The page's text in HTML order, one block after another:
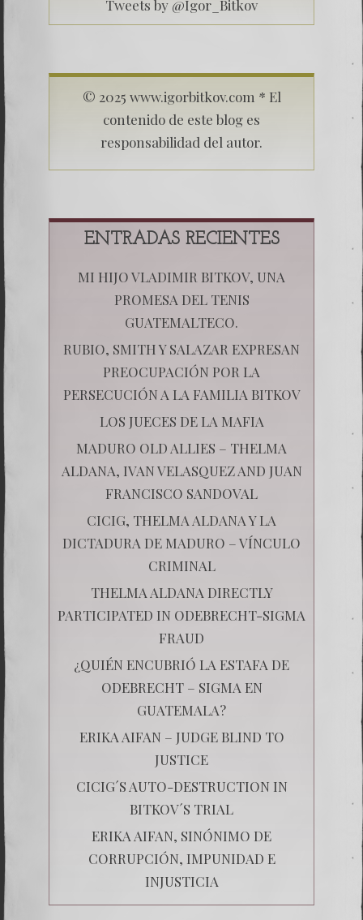
Tweets by @Igor_Bitkov
© 2025 www.igorbitkov.com * El
contenido de este blog es
responsabilidad del autor.
ENTRADAS RECIENTES
MI HIJO VLADIMIR BITKOV, UNA
PROMESA DEL TENIS
GUATEMALTECO.
RUBIO, SMITH Y SALAZAR EXPRESAN
PREOCUPACIÓN POR LA
PERSECUCIÓN A LA FAMILIA BITKOV
LOS JUECES DE LA MAFIA
MADURO OLD ALLIES – THELMA
ALDANA, IVAN VELASQUEZ AND JUAN
FRANCISCO SANDOVAL
CICIG, THELMA ALDANA Y LA
DICTADURA DE MADURO – VÍNCULO
CRIMINAL
THELMA ALDANA DIRECTLY
PARTICIPATED IN ODEBRECHT-SIGMA
FRAUD
¿QUIÉN ENCUBRIÓ LA ESTAFA DE
ODEBRECHT – SIGMA EN
GUATEMALA?
ERIKA AIFAN – JUDGE BLIND TO
JUSTICE
CICIG´S AUTO-DESTRUCTION IN
BITKOV´S TRIAL
ERIKA AIFAN, SINÓNIMO DE
CORRUPCIÓN, IMPUNIDAD E
INJUSTICIA